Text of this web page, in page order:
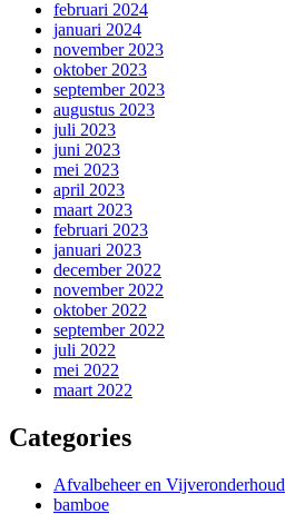
februari 2024
januari 2024
november 2023
oktober 2023
september 2023
augustus 2023
juli 2023
juni 2023
mei 2023
april 2023
maart 2023
februari 2023
januari 2023
december 2022
november 2022
oktober 2022
september 2022
juli 2022
mei 2022
maart 2022
Categories
Afvalbeheer en Vijveronderhoud
bamboe